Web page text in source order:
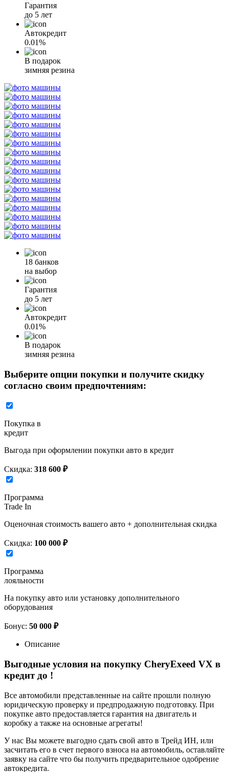
Гарантия
до 5 лет
Автокредит
0.01%
В подарок
зимняя резина
18 банков
на выбор
Гарантия
до 5 лет
Автокредит
0.01%
В подарок
зимняя резина
Выберите опции покупки и получите скидку
согласно своим предпочтениям:
Покупка в
кредит
Выгода при оформлении покупки авто в кредит
Скидка: 318 600 ₽
Программа
Trade In
Оценочная стоимость вашего авто + дополнительная скидка
Скидка: 100 000 ₽
Программа
лояльности
На покупку авто или установку дополнительного
оборудования
Бонус: 50 000 ₽
Описание
Выгодные условия на покупку CheryExeed VX в
кредит до !
Все автомобили представленные на сайте прошли полную
юридическую проверку и предпродажную подготовку. При
покупке авто предоставляется гарантия на двигатель и
коробку а также на основные агрегаты!
У нас Вы можете выгодно сдать свой авто в Трейд ИН, или
засчитать его в счет первого взноса на автомобиль, оставляйте
заявку на сайте что бы получить предварительное одобрение
автокредита.